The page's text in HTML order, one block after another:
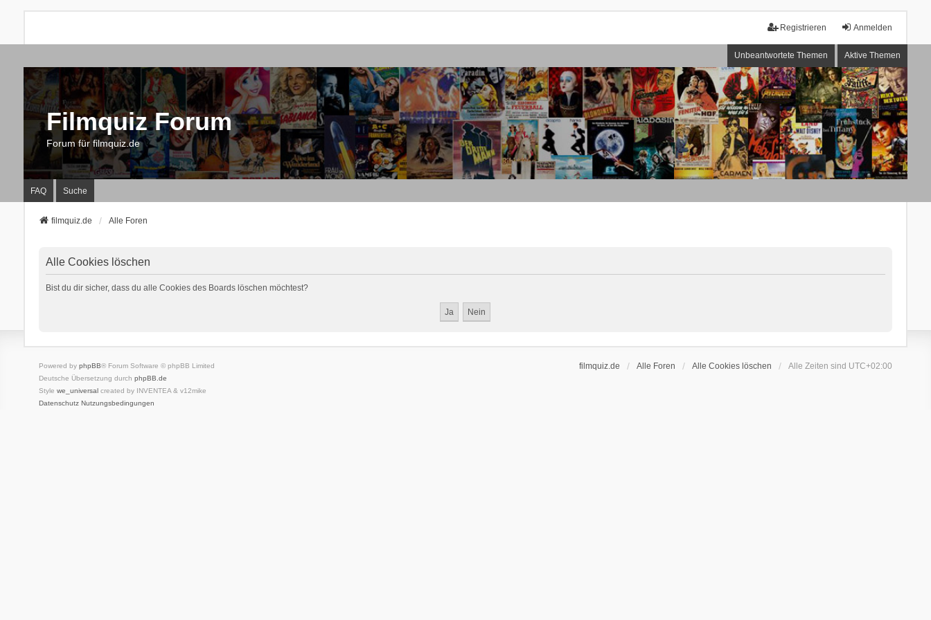
Anmelden
Registrieren
Unbeantwortete Themen Aktive Themen
Filmquiz Forum
Forum für filmquiz.de
FAQ Suche
filmquiz.de Alle Foren
Alle Cookies löschen
Bist du dir sicher, dass du alle Cookies des Boards löschen möchtest?
filmquiz.de Alle Foren Alle Cookies löschen Alle Zeiten sind UTC+02:00
Powered by phpBB® Forum Software © phpBB Limited
Deutsche Übersetzung durch phpBB.de
Style we_universalcreated by INVENTEA & v12mike
Datenschutz Nutzungsbedingungen